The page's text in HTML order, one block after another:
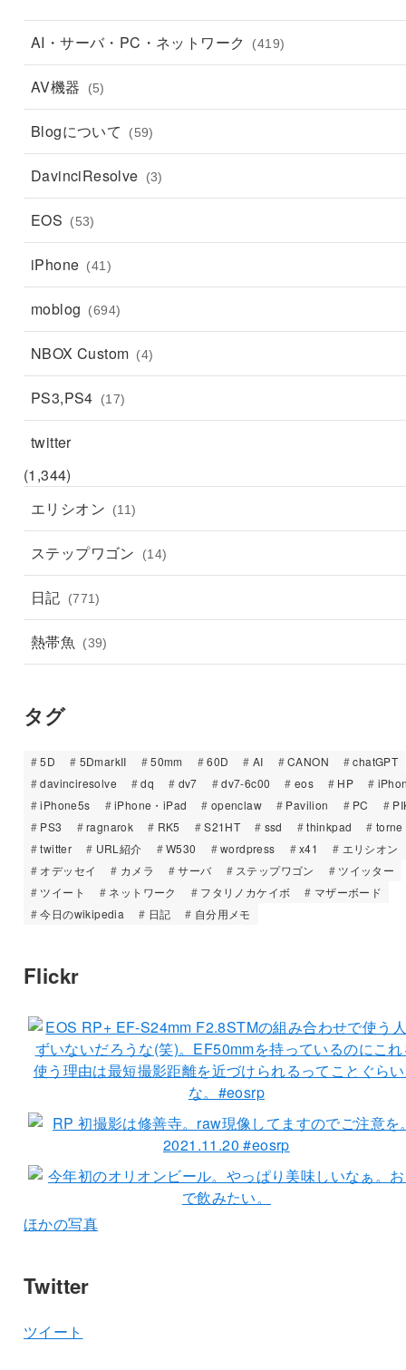
AI・サーバ・PC・ネットワーク (419)
AV機器 (5)
Blogについて (59)
DavinciResolve (3)
EOS (53)
iPhone (41)
moblog (694)
NBOX Custom (4)
PS3,PS4 (17)
twitter
(1,344)
エリシオン
(11)
ステップワゴン (14)
日記 (771)
熱帯魚 (39)
タグ
5D 5DmarkII 50mm 60D AI CANON
chatGPT
davinciresolve
dq dv7 dv7-6c00 eos HP
iPhone5s
iPhone・iPad openclaw Pavilion PC
PS3
ragnarok RK5 S21HT ssd thinkpad
torne
twitter
URL紹介 W530 wordpress x41
エリシオン
オデッセイ
カメラ サーバ ステップワゴン
ツイッター
ツイート
ネットワーク フタリノカケイボ
マザーボード
今日のwikipedia
日記 自分用メモ
Flickr
ほかの写真
Twitter
ツイート